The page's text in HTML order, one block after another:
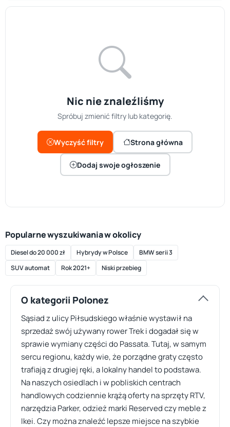
Nic nie znaleźliśmy
Spróbuj zmienić filtry lub kategorię.
Wyczyść filtry Strona główna
Dodaj swoje ogłoszenie
Popularne wyszukiwania w okolicy
Diesel do 20 000 zł Hybrydy w Polsce
BMW serii 3
SUV automat
Rok 2021+ Niski przebieg
O kategorii Polonez
Sąsiad z ulicy Piłsudskiego właśnie wystawił na
sprzedaż swój używany rower Trek i dogadał się w
sprawie wymiany części do Passata. Tutaj, w samym
sercu regionu, każdy wie, że porządne graty często
trafiają z drugiej ręki, a lokalny handel to podstawa.
Na naszych osiedlach i w pobliskich centrach
handlowych codziennie krążą oferty na sprzęty RTV,
narzędzia Parker, odzież marki Reserved czy meble z
Ikei. Czy można znaleźć lepsze miejsce na szybkie